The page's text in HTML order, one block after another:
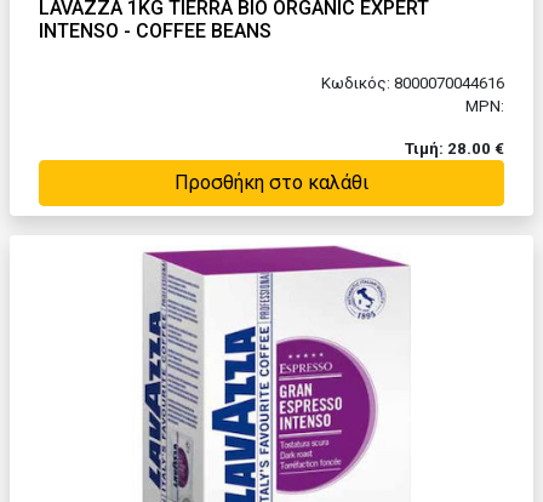
LAVAZZA 1KG TIERRA BIO ORGANIC EXPERT
INTENSO - COFFEE BEANS
Κωδικός: 8000070044616
MPN:
Τιμή: 28.00 €
Προσθήκη στο καλάθι